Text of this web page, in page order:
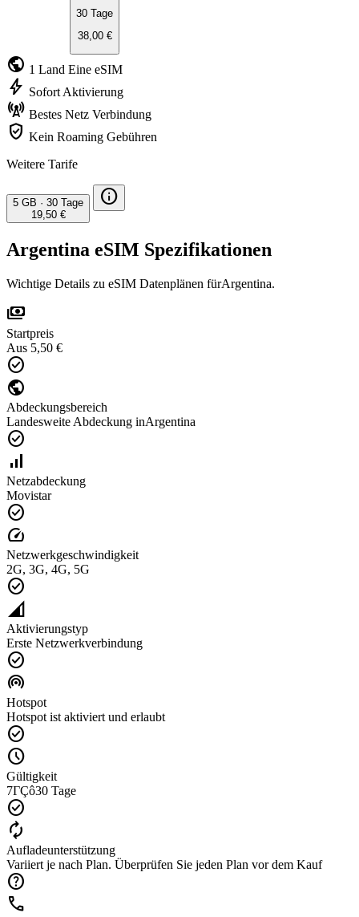
30 Tage
38,00 €
public 1 Land Eine eSIM
bolt Sofort Aktivierung
cell_tower Bestes Netz Verbindung
verified_user Kein Roaming Gebühren
Weitere Tarife
5 GB · 30 Tage
19,50 €
info
Argentina eSIM Spezifikationen
Wichtige Details zu eSIM Datenplänen fürArgentina.
payments
Startpreis
Aus 5,50 €
check_circle
public
Abdeckungsbereich
Landesweite Abdeckung inArgentina
check_circle
signal_cellular_alt
Netzabdeckung
Movistar
check_circle
speed
Netzwerkgeschwindigkeit
2G, 3G, 4G, 5G
check_circle
network_cell
Aktivierungstyp
Erste Netzwerkverbindung
check_circle
wifi_tethering
Hotspot
Hotspot ist aktiviert und erlaubt
check_circle
schedule
Gültigkeit
7ΓÇô30 Tage
check_circle
autorenew
Aufladeunterstützung
Variiert je nach Plan. Überprüfen Sie jeden Plan vor dem Kauf
help
call